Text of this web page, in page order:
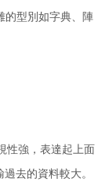
的型別如字典、陣
性強，表達起上面
去的資料較大。